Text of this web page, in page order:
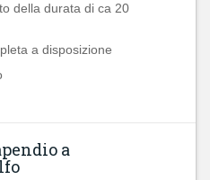
della durata di ca 20
a disposizione
a